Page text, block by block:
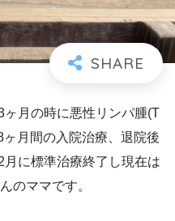
月の時に悪性リンパ腫(T
月間の入院治療、退院後
に標準治療終了し現在は
のママです。